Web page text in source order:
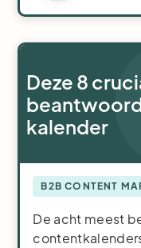
Deze 8
kalender
B2B CONTENT
De acht meest